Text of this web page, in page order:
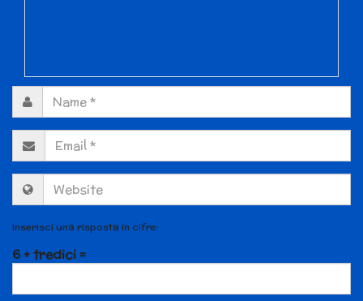
Inserisci una risposta in cifre:
6 + tredici =